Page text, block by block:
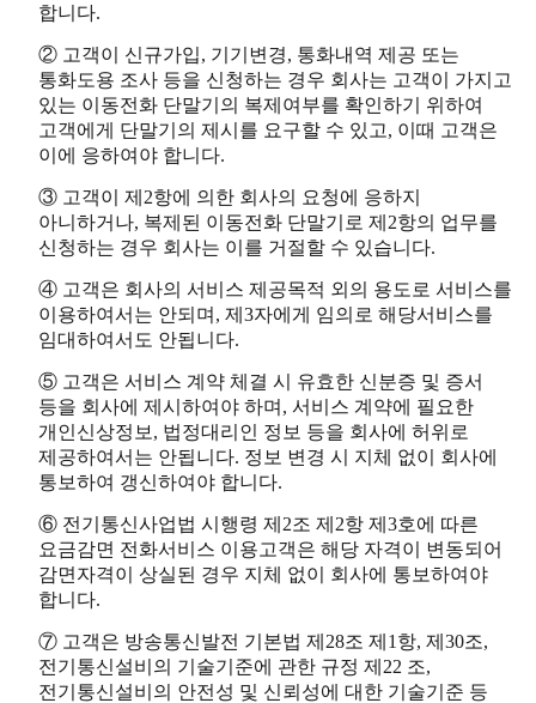
합니다.
② 고객이 신규가입, 기기변경, 통화내역 제공 또는
통화도용 조사 등을 신청하는 경우 회사는 고객이 가지고
있는 이동전화 단말기의 복제여부를 확인하기 위하여
고객에게 단말기의 제시를 요구할 수 있고, 이때 고객은
이에 응하여야 합니다.
③ 고객이 제2항에 의한 회사의 요청에 응하지
아니하거나, 복제된 이동전화 단말기로 제2항의 업무를
신청하는 경우 회사는 이를 거절할 수 있습니다.
④ 고객은 회사의 서비스 제공목적 외의 용도로 서비스를
이용하여서는 안되며, 제3자에게 임의로 해당서비스를
임대하여서도 안됩니다.
⑤ 고객은 서비스 계약 체결 시 유효한 신분증 및 증서
등을 회사에 제시하여야 하며, 서비스 계약에 필요한
개인신상정보, 법정대리인 정보 등을 회사에 허위로
제공하여서는 안됩니다. 정보 변경 시 지체 없이 회사에
통보하여 갱신하여야 합니다.
⑥ 전기통신사업법 시행령 제2조 제2항 제3호에 따른
요금감면 전화서비스 이용고객은 해당 자격이 변동되어
감면자격이 상실된 경우 지체 없이 회사에 통보하여야
합니다.
⑦ 고객은 방송통신발전 기본법 제28조 제1항, 제30조,
전기통신설비의 기술기준에 관한 규정 제22 조,
전기통신설비의 안전성 및 신뢰성에 대한 기술기준 등